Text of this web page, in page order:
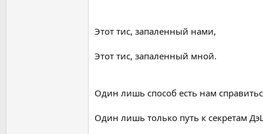
Этот тис, запаленный нами,
Этот тис, запаленный мной.
Один лишь способ есть нам
Один лишь только путь к секретам